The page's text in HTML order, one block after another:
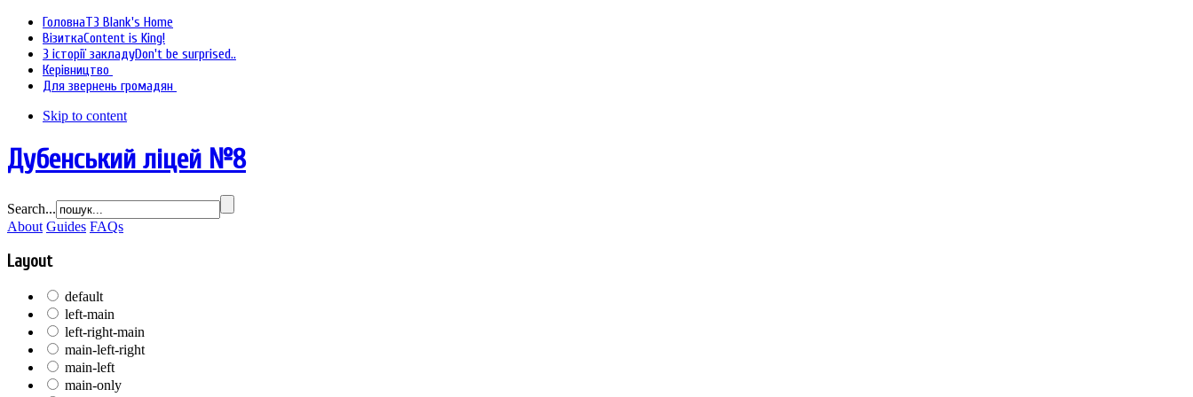
ГоловнаT3 Blank's Home
ВізиткаContent is King!
З історії закладуDon't be surprised..
Керівництво
Для звернень громадян
Skip to content
Дубенський ліцей №8
Search...
About Guides FAQs
Layout
default
left-main
left-right-main
main-left-right
main-left
main-only